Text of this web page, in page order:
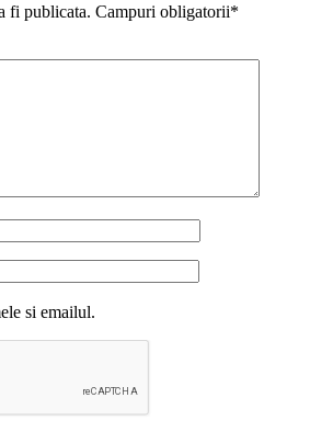
fi publicata. Campuri obligatorii*
si emailul.